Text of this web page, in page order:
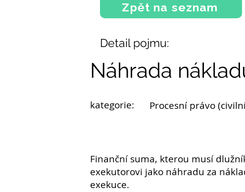
Zpět na seznam
Detail pojmu:
Náhrada
kategorie: Procesní právo
Finanční suma, kterou musí
exekutorovi jako náhradu za
exekuce.